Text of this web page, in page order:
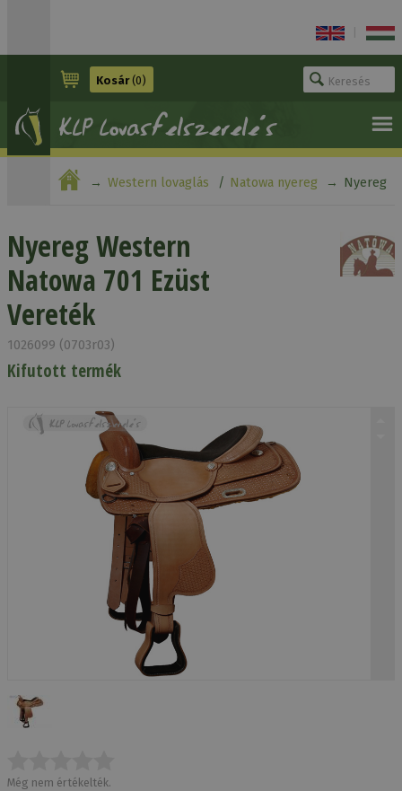
Kosár(0)
Western lovaglás Natowa nyereg Nyereg
Nyereg Western
Natowa 701 Ezüst
Vereték
1026099 (0703r03)
Kifutott termék
Még nem értékelték.